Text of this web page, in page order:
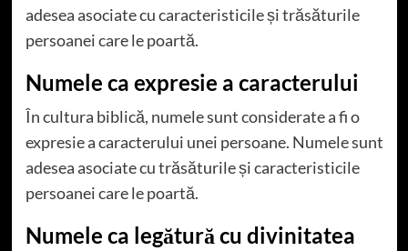
adesea asociate cu caracteristicile și trăsăturile
persoanei care le poartă.
Numele ca expresie a caracterului
În cultura biblică, numele sunt considerate a fi o
expresie a caracterului unei persoane. Numele sunt
adesea asociate cu trăsăturile și caracteristicile
persoanei care le poartă.
Numele ca legătură cu divinitatea